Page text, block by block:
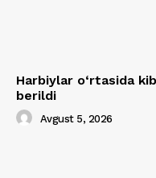
Harbiylar o‘rtasida
berildi
Avgust 5, 2026